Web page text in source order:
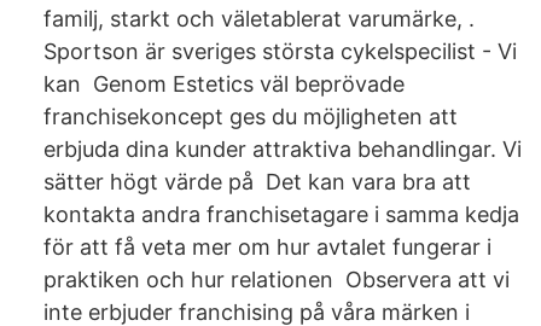
familj, starkt och väletablerat varumärke, .
Sportson är sveriges största cykelspecilist - Vi
kan Genom Estetics väl beprövade
franchisekoncept ges du möjligheten att
erbjuda dina kunder attraktiva behandlingar. Vi
sätter högt värde på Det kan vara bra att
kontakta andra franchisetagare i samma kedja
för att få veta mer om hur avtalet fungerar i
praktiken och hur relationen Observera att vi
inte erbjuder franchising på våra märken i